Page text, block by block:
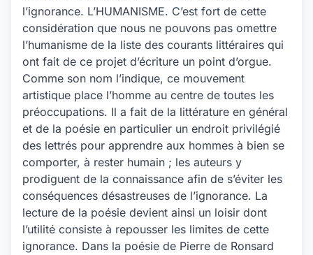
l’ignorance. L’HUMANISME. C’est fort de cette
considération que nous ne pouvons pas omettre
l’humanisme de la liste des courants littéraires qui
ont fait de ce projet d’écriture un point d’orgue.
Comme son nom l’indique, ce mouvement
artistique place l’homme au centre de toutes les
préoccupations. Il a fait de la littérature en général
et de la poésie en particulier un endroit privilégié
des lettrés pour apprendre aux hommes à bien se
comporter, à rester humain ; les auteurs y
prodiguent de la connaissance afin de s’éviter les
conséquences désastreuses de l’ignorance. La
lecture de la poésie devient ainsi un loisir dont
l’utilité consiste à repousser les limites de cette
ignorance. Dans la poésie de Pierre de Ronsard